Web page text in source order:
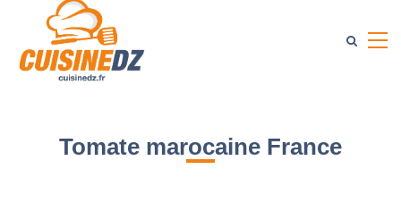
Tomate marocaine France